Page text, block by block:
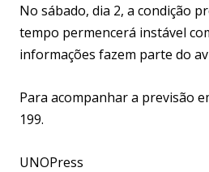
No sábado, dia 2, a condição
tempo permencerá instável
informações fazem parte do
Para acompanhar a previsão
199.
UNOPress